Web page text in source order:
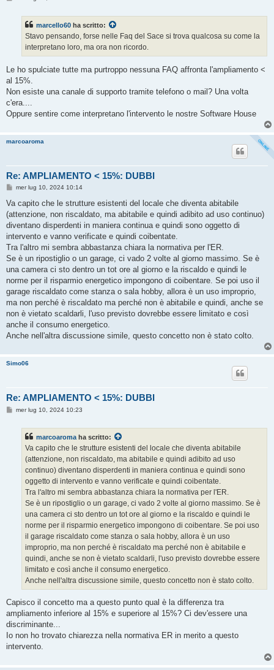
marcello60 ha scritto:
Stavo pensando, forse nelle Faq del Sace si trova qualcosa su come la
interpretano loro, ma ora non ricordo.
Le ho spulciate tutte ma purtroppo nessuna FAQ affronta l'ampliamento <
al 15%.
Non esiste una canale di supporto tramite telefono o mail? Una volta
c'era....
Oppure sentire come interpretano l'intervento le nostre Software House
marcoaroma
Re: AMPLIAMENTO < 15%: DUBBI
M
s
a
g
i
o
mer lug 10, 2024 10:14
Va capito che le strutture esistenti del locale che diventa abitabile
(attenzione, non riscaldato, ma abitabile e quindi adibito ad uso continuo)
diventano disperdenti in maniera continua e quindi sono oggetto di
intervento e vanno verificate e quindi coibentate.
Tra l'altro mi sembra abbastanza chiara la normativa per l'ER.
Se è un ripostiglio o un garage, ci vado 2 volte al giorno massimo. Se è
una camera ci sto dentro un tot ore al giorno e la riscaldo e quindi le
norme per il risparmio energetico impongono di coibentare. Se poi uso il
garage riscaldato come stanza o sala hobby, allora è un uso improprio,
ma non perché è riscaldato ma perché non è abitabile e quindi, anche se
non è vietato scaldarli, l'uso previsto dovrebbe essere limitato e così
anche il consumo energetico.
Anche nell'altra discussione simile, questo concetto non è stato colto.
Simo06
Re: AMPLIAMENTO < 15%: DUBBI
Mmer lug 10, 2024 10:23
marcoaroma ha scritto:
Va capito che le strutture esistenti del locale che diventa abitabile
(attenzione, non riscaldato, ma abitabile e quindi adibito ad uso
continuo) diventano disperdenti in maniera continua e quindi sono
oggetto di intervento e vanno verificate e quindi coibentate.
Tra l'altro mi sembra abbastanza chiara la normativa per l'ER.
Se è un ripostiglio o un garage, ci vado 2 volte al giorno massimo. Se è
una camera ci sto dentro un tot ore al giorno e la riscaldo e quindi le
norme per il risparmio energetico impongono di coibentare. Se poi uso
il garage riscaldato come stanza o sala hobby, allora è un uso
improprio, ma non perché è riscaldato ma perché non è abitabile e
quindi, anche se non è vietato scaldarli, l'uso previsto dovrebbe essere
limitato e così anche il consumo energetico.
Anche nell'altra discussione simile, questo concetto non è stato colto.
Capisco il concetto ma a questo punto qual è la differenza tra
ampliamento inferiore al 15% e superiore al 15%? Ci dev'essere una
discriminante...
Io non ho trovato chiarezza nella normativa ER in merito a questo
intervento.